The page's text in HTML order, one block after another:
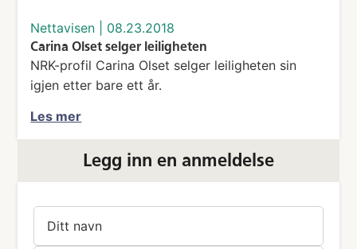
nettavisen 08.23.2018
Carina Olset selger leiligheten
NRK-profil Carina Olset selger leiligheten sin
igjen etter bare ett år.
Les mer
Legg inn en anmeldelse